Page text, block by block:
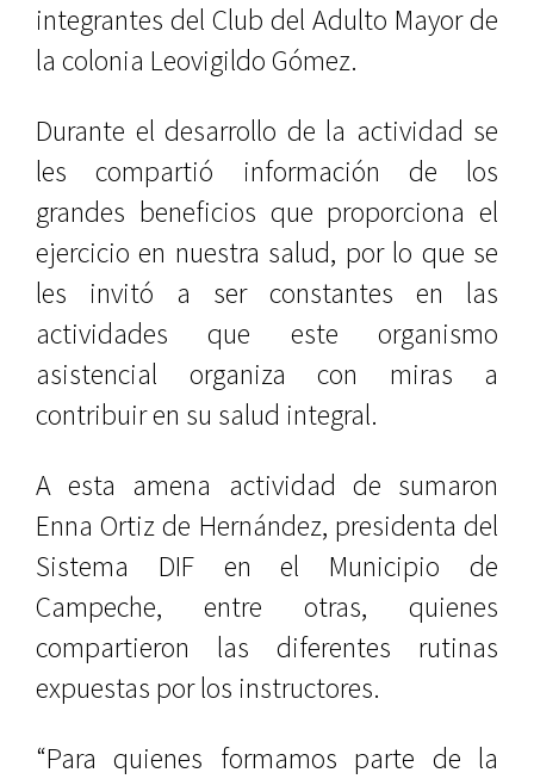
integrantes del Club del Adulto Mayor de
la colonia Leovigildo Gómez.
Durante el desarrollo de la actividad se
les compartió información de los
grandes beneficios que proporciona el
ejercicio en nuestra salud, por lo que se
les invitó a ser constantes en las
actividades que este organismo
asistencial organiza con miras a
contribuir en su salud integral.
A esta amena actividad de sumaron
Enna Ortiz de Hernández, presidenta del
Sistema DIF en el Municipio de
Campeche, entre otras, quienes
compartieron las diferentes rutinas
expuestas por los instructores.
“Para quienes formamos parte de la